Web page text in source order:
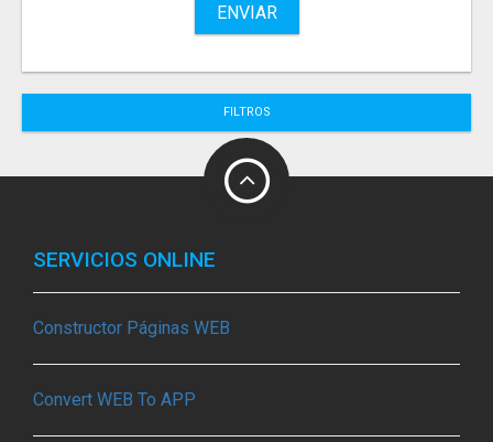
ENVIAR
FILTROS
SERVICIOS ONLINE
Constructor Páginas WEB
Convert WEB To APP